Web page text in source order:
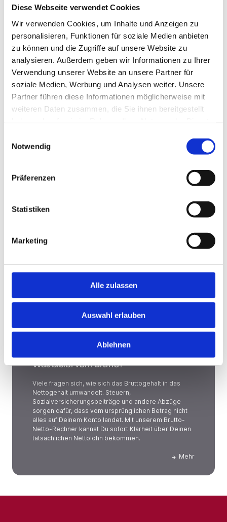
Diese Webseite verwendet Cookies
Wir verwenden Cookies, um Inhalte und Anzeigen zu
personalisieren, Funktionen für soziale Medien anbieten
zu können und die Zugriffe auf unsere Website zu
analysieren. Außerdem geben wir Informationen zu Ihrer
Verwendung unserer Website an unsere Partner für
soziale Medien, Werbung und Analysen weiter. Unsere
Partner führen diese Informationen möglicherweise mit
weiteren Daten zusammen, die Sie ihnen bereitgestellt
Notwendig
Präferenzen
Statistiken
Marketing
Alle zulassen
Auswahl erlauben
Ablehnen
Jobs in der Nähe!
Auf unserer Plattform findest Du eine große Auswahl
an Stellenangeboten, die nach Städten sortiert sind,
suchen kannst. Egal, ob Du eine neue
Herausforderung suchst, einen beruflichen Wechsel
planst oder einfach eine Stelle in Deinem aktuellen
Hast Du keine Lust und Zeit, auf Jobbörsen jede
Stellenanzeige zu durchsuchen? Teste die "Jobsuche
Dir Jobs vorschlagen, die zu Dir passen.
Was bleibt vom Brutto?
Viele fragen sich, wie sich das Bruttogehalt in das
Nettogehalt umwandelt. Steuern,
Sozialversicherungsbeiträge und andere Abzüge
sorgen dafür, dass vom ursprünglichen Betrag nicht
alles auf Deinem Konto landet. Mit unserem Brutto-
Netto-Rechner kannst Du sofort Klarheit über Deinen
tatsächlichen Nettolohn bekommen.
Mehr
Was bleibt vom Brutto?